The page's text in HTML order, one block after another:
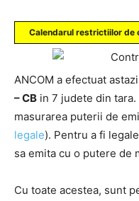
Calendarul restrictiilor de
ANCOM a efectuat
– CB in 7 judete din
masurarea puterii de
legale). Pentru a fi
sa emita cu o putere de
Cu toate acestea, sunt